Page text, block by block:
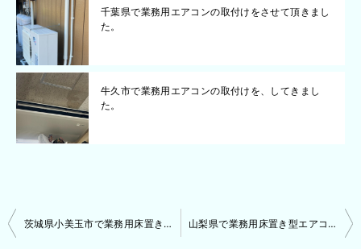
千葉県で業務用エアコンの取付けをさせて頂きまし
た。
牛久市で業務用エアコンの取付けを、してきまし
た。
投
稿
茨城県小美玉市で業務用床置き型エアコンの取付けをさせて頂きました。 山梨県で業務用床置き型エアコンの取付けをさせて頂きました。